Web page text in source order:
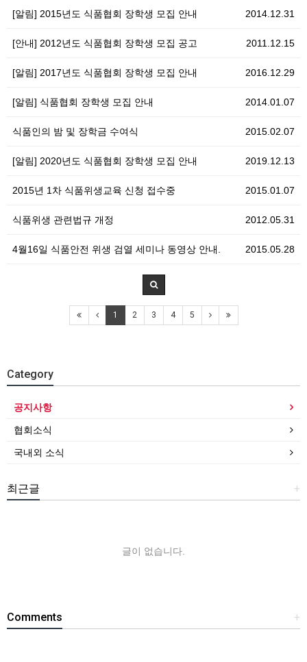
2014.12.31
[알림] 2015년도 식품협회 장학생 모집 안내
2011.12.15
[안내] 2012년도 식품협회 장학생 모집 공고
2016.12.29
[알림] 2017년도 식품협회 장학생 모집 안내
2014.01.07
[알림] 식품협회 장학생 모집 안내
2015.02.07
식품인의 밤 및 장학금 수여식
2019.12.13
[알림] 2020년도 식품협회 장학생 모집 안내
2015.01.07
2015년 1차 식품위생교육 신청 접수중
2012.05.31
식품위생 관련법규 개정
2015.05.28
4월16일 식품안전 위생 검열 세미나 동영상 안내.
1 2 3 4 5
Category
공지사항
협회소식
국내외 소식
+
최근글
글이 없습니다.
+
Comments